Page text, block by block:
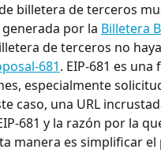
billetera de terceros
por la Billetera
de terceros no
681. EIP-681 es
especialmente
caso, una URL
681 y la razón por la
manera es simplificar